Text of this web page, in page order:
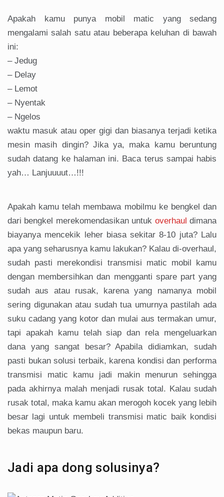
Apakah kamu punya mobil matic yang sedang
mengalami salah satu atau beberapa keluhan di bawah
ini:
– Jedug
– Delay
– Lemot
– Nyentak
– Ngelos
waktu masuk atau oper gigi dan biasanya terjadi ketika
mesin masih dingin? Jika ya, maka kamu beruntung
sudah datang ke halaman ini. Baca terus sampai habis
yah… Lanjuuuut…!!!
Apakah kamu telah membawa mobilmu ke bengkel dan
dari bengkel merekomendasikan untuk overhaul dimana
biayanya mencekik leher biasa sekitar 8-10 juta? Lalu
apa yang seharusnya kamu lakukan? Kalau di-overhaul,
sudah pasti merekondisi transmisi matic mobil kamu
dengan membersihkan dan mengganti spare part yang
sudah aus atau rusak, karena yang namanya mobil
sering digunakan atau sudah tua umurnya pastilah ada
suku cadang yang kotor dan mulai aus termakan umur,
tapi apakah kamu telah siap dan rela mengeluarkan
dana yang sangat besar? Apabila didiamkan, sudah
pasti bukan solusi terbaik, karena kondisi dan performa
transmisi matic kamu jadi makin menurun sehingga
pada akhirnya malah menjadi rusak total. Kalau sudah
rusak total, maka kamu akan merogoh kocek yang lebih
besar lagi untuk membeli transmisi matic baik kondisi
bekas maupun baru.
Jadi apa dong solusinya?